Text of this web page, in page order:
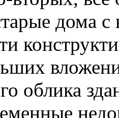
дома
облика